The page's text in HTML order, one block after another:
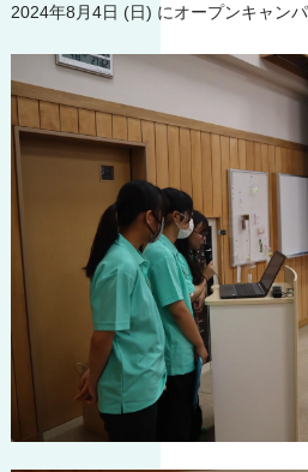
2024年8月4日 (日) にオープンキャンパ